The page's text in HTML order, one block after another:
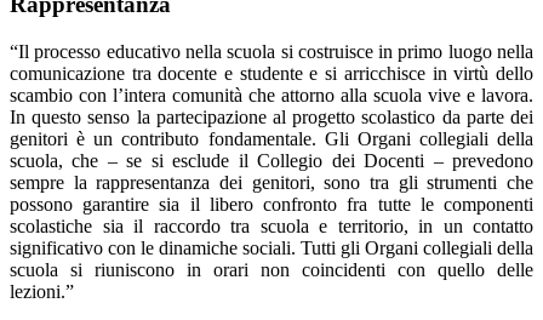
“Il processo educativo nella scuola si costruisce in primo luogo nella
comunicazione tra docente e studente e si arricchisce in virtù dello
scambio con l’intera comunità che attorno alla scuola vive e lavora.
In questo senso la partecipazione al progetto scolastico da parte dei
genitori è un contributo fondamentale. Gli Organi collegiali della
scuola, che – se si esclude il Collegio dei Docenti – prevedono
sempre la rappresentanza dei genitori, sono tra gli strumenti che
possono garantire sia il libero confronto fra tutte le componenti
scolastiche sia il raccordo tra scuola e territorio, in un contatto
significativo con le dinamiche sociali. Tutti gli Organi collegiali della
scuola si riuniscono in orari non coincidenti con quello delle
lezioni.”